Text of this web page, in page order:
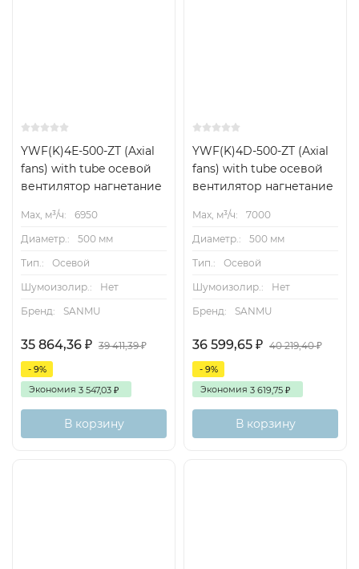
YWF(K)4Е-500-ZT (Axial
fans) with tube осевой
вентилятор нагнетание
Max, м³/ч:
6950
Диаметр.:
500 мм
Тип.:
Осевой
Шумоизолир.:
Нет
Бренд:
SANMU
35 864,36 ₽ 39 411,39₽
- 9%
Экономия 3 547,03 ₽
В корзину
YWF(K)4D-500-ZT (Axial
fans) with tube осевой
вентилятор нагнетание
Max, м³/ч:
7000
Диаметр.:
500 мм
Тип.:
Осевой
Шумоизолир.:
Нет
Бренд:
SANMU
36 599,65 ₽ 40 219,40₽
- 9%
Экономия 3 619,75 ₽
В корзину